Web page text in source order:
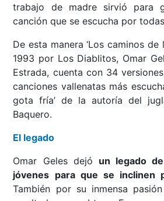
trabajo de madre sirvió para
canción que se escucha por
De esta manera ‘Los caminos de
1993 por Los Diablitos, Omar
Estrada, cuenta con 34
canciones vallenatas más
gota fría’ de la autoría del
Baquero.
El legado
Omar Geles dejó un legado
jóvenes para que se inclinen
También por su inmensa